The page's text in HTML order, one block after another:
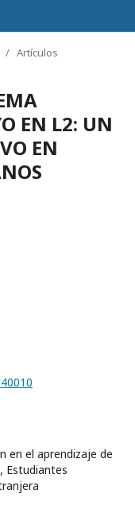
/ Artículos
EN L2: UN
EN
en el aprendizaje de
Estudiantes